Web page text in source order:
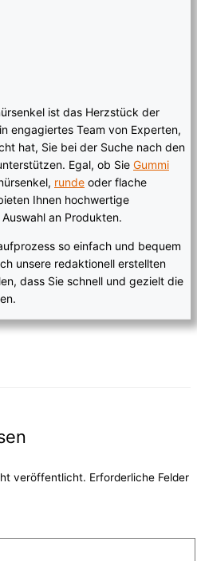
ist das Herzstück der
engagiertes Team von Experten,
hat, Sie bei der Suche nach den
Egal, ob Sie Gummi
runde oder flache
Ihnen hochwertige
an Produkten.
so einfach und bequem
unsere redaktionell erstellten
dass Sie schnell und gezielt die
veröffentlicht. Erforderliche Felder